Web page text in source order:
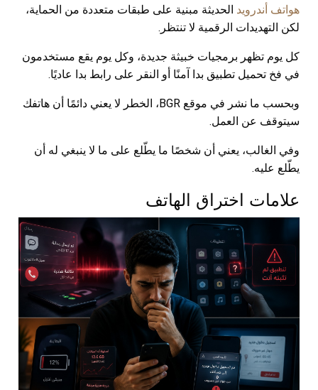
هواتف أندرويد الحديثة مبنية على طبقات متعددة من الحماية،
لكن التهديدات الرقمية لا تنتظر.
كل يوم تظهر برمجيات خبيثة جديدة، وكل يوم يقع مستخدمون
في فخ تحميل تطبيق بدا آمنًا أو النقر على رابط بدا عاديًا.
وبحسب ما نشر في موقع BGR، الخطر لا يعني دائمًا أن هاتفك
سيتوقف عن العمل.
وفي الغالب، يعني أن شخصًا ما يطّلع على ما لا ينبغي له أن
يطّلع عليه.
علامات اختراق الهاتف